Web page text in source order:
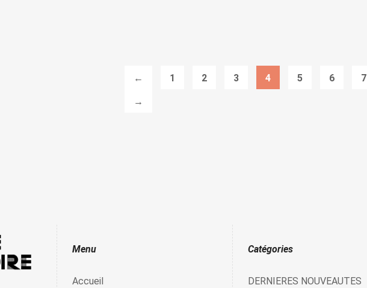
← 1 2 3 4 5 6 7
→
Menu
Accueil
Catégories
DERNIERES NOUVEAUTES